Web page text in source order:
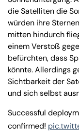
die Satelliten die
würden ihre
mitten hindurch
einem Verstoß
befürchten, dass
könnte. Allerdings
Sichtbarkeit der
und sich selbst
Successful
confirmed!